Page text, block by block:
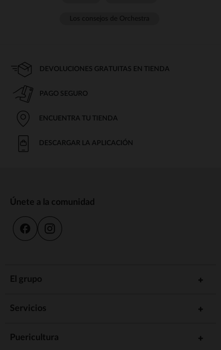
DEVOLUCIONES GRATUITAS EN TIENDA
PAGO SEGURO
ENCUENTRA TU TIENDA
DESCARGAR LA APLICACIÓN
Únete a la comunidad
El grupo
Servicios
Puericultura